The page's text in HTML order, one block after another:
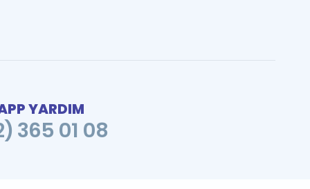
YARDIM
365 01 08